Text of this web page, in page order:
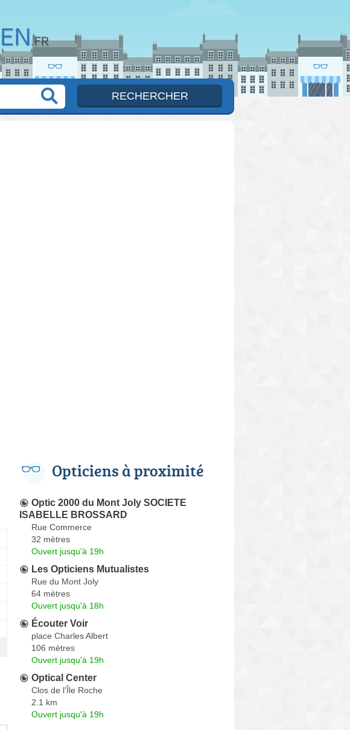
Opticiens à proximité
Optic 2000 du Mont Joly SOCIETE
ISABELLE BROSSARD
Rue Commerce
32 mètres
Ouvert jusqu'à 19h
Les Opticiens Mutualistes
Rue du Mont Joly
64 mètres
Ouvert jusqu'à 18h
Écouter Voir
place Charles Albert
106 mètres
Ouvert jusqu'à 19h
Optical Center
Clos de l'Île Roche
2.1 km
Ouvert jusqu'à 19h